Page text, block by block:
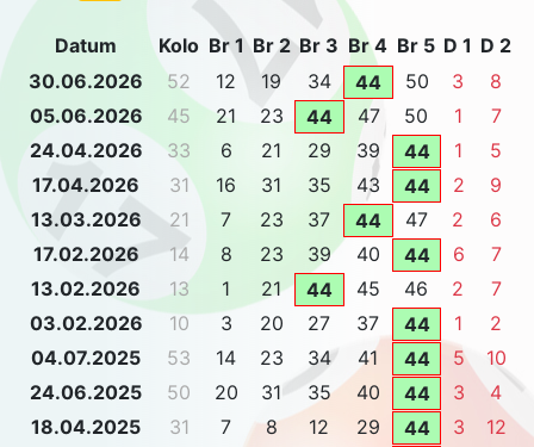
Datum Kolo Br 1 Br 2 Br 3 Br 4 Br 5 D 1 D 2
30.06.2026
52 12 19 34 44 50 3
8
05.06.2026
45 21 23 44 47 50 1
7
24.04.2026
33 6 21 29 39 44 1
5
17.04.2026
31 16 31 35 43 44 2
9
13.03.2026
21 7 23 37 44 47 2
6
17.02.2026
14 8 23 39 40 44 6
7
13.02.2026
13 1 21 44 45 46 2
7
03.02.2026
10 3 20 27 37 44 1
2
04.07.2025
53 14 23 34 41 44 5
10
24.06.2025
50 20 31 35 40 44 3
4
18.04.2025
31 7 8 12 29 44 3
12